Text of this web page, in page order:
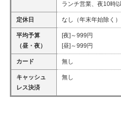
ランチ営業、夜10時
定休日 なし（年末年始除く）
平均予算
（昼・夜）
[夜]～999円
[昼]～999円
カード 無し
キャッシュ
レス決済
無し